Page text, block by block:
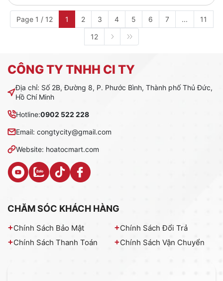
Page 1 / 12 1 2 3 4 5 6 7 ... 11
12
CÔNG TY TNHH CI TY
Địa chỉ: Số 2B, Đường 8, P. Phước Bình, Thành phố Thủ Đức,
Hồ Chí Minh
Hotline:0902 522 228
Email: congtycity@gmail.com
Website: hoatocmart.com
CHĂM SÓC KHÁCH HÀNG
Chính Sách Bảo Mật
Chính Sách Đổi Trả
Chính Sách Thanh Toán
Chính Sách Vận Chuyển